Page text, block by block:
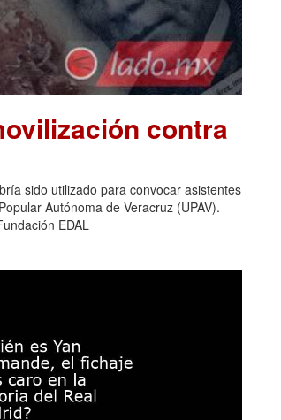
contra
sido utilizado para convocar asistentes
Autónoma de Veracruz (UPAV).
EDAL